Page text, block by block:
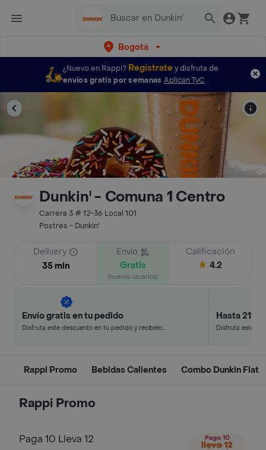
Bogotá
¿Nuevo en Rappi? Regístratey disfruta de
envíos gratis por semanas Aplican TyC
Dunkin' - Comuna 1 Centro
Carrera 3 # 12-36 Local 101
Postres - Dunkin'
Delivery
35 min
Envío
Gratis
(nuevos usuarios)
Calificación
4.2
Envío gratis en tu pedido
Disfruta este descuento en tu pedido y recíbelo
Hasta 21%
Disfruta este
Rappi Promo Bebidas Calientes Combo Dunkin Flat
Rappi Promo
Paga 10 Lleva 12